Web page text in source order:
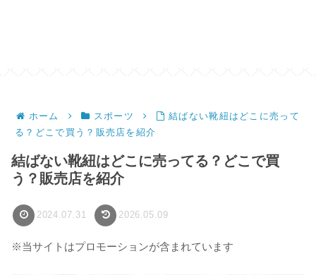
ホーム スポーツ
結ばない靴紐はどこに売って
る？どこで買う？販売店を紹介
結ばない靴紐はどこに売ってる？どこで買
う？販売店を紹介
2024.07.31 2026.05.09
※当サイトはプロモーションが含まれています